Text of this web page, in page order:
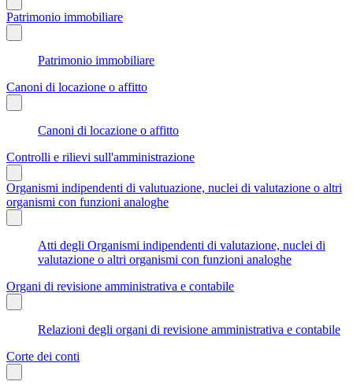
Patrimonio immobiliare
Patrimonio immobiliare
Canoni di locazione o affitto
Canoni di locazione o affitto
Controlli e rilievi sull'amministrazione
Organismi indipendenti di valutuazione, nuclei di valutazione o altri
organismi con funzioni analoghe
Atti degli Organismi indipendenti di valutazione, nuclei di
valutazione o altri organismi con funzioni analoghe
Organi di revisione amministrativa e contabile
Relazioni degli organi di revisione amministrativa e contabile
Corte dei conti